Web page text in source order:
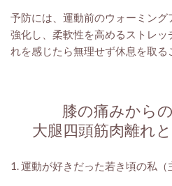
予防には、運動前のウォーミン
強化し、柔軟性を高めるストレ
れを感じたら無理せず休息を取る
膝の痛みから
大腿四頭筋肉離れ
1. 運動が好きだった若き頃の私（